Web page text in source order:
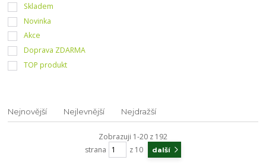
Skladem
Novinka
Akce
Doprava ZDARMA
TOP produkt
Nejnovější Nejlevnější Nejdražší
Zobrazuji 1-20 z 192
strana
z 10 další